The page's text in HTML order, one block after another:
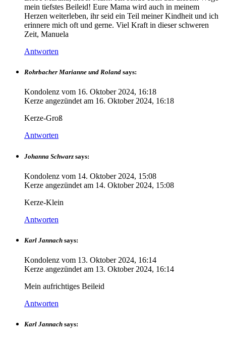
mein tiefstes Beileid! Eure Mama wird auch in meinem
Herzen weiterleben, ihr seid ein Teil meiner Kindheit und ich
erinnere mich oft und gerne. Viel Kraft in dieser schweren
Zeit, Manuela
Antworten
Rohrbacher Marianne und Roland says:
Kondolenz vom 16. Oktober 2024, 16:18
Kerze angezündet am 16. Oktober 2024, 16:18
Kerze-Groß
Antworten
Johanna Schwarz says:
Kondolenz vom 14. Oktober 2024, 15:08
Kerze angezündet am 14. Oktober 2024, 15:08
Kerze-Klein
Antworten
Karl Jannach says:
Kondolenz vom 13. Oktober 2024, 16:14
Kerze angezündet am 13. Oktober 2024, 16:14
Mein aufrichtiges Beileid
Antworten
Karl Jannach says: